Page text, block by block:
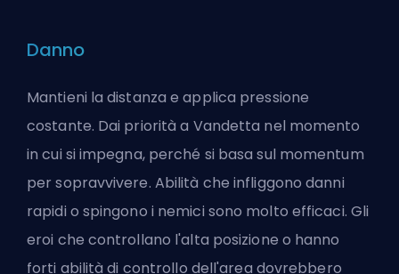
Danno
Mantieni la distanza e applica pressione
costante. Dai priorità a Vandetta nel momento
in cui si impegna, perché si basa sul momentum
per sopravvivere. Abilità che infliggono danni
rapidi o spingono i nemici sono molto efficaci. Gli
eroi che controllano l'alta posizione o hanno
forti abilità di controllo dell'area dovrebbero